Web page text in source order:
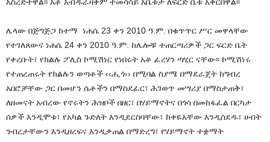
ሌላው በጅግጅጋ ከተማ ነሐሴ 23 ቀን 2010 ዓ.ም. በቁጥጥር ሥር መዋላቸው
የተገለጸውና ነሐሴ 24 ቀን 2010 ዓ.ም. ከሌሎቹ ተጠርጣሪዎች ጋር ፍርድ ቤት
የቀረቡት፣ የክልሉ ፖሊስ ኮሚሽነር የነበሩት አቶ ፈረሃን ጣሂር ናቸው፡፡ ኮሚሽነሩ
የተጠረጠሩት የክልሉን ወጣቶች ‹‹ሒጎ›› በሚባል ስያሜ በማደራጀት ከግብረ
አበሮቻቸው ጋር በመሆን ሴቶችን በማስደፈር፣ ሕገወጥ መሣሪያ በማስታጠቅ፣
ለዘመናት አብረው የኖሩትን ሕዝቦች በዘር፣ በሃይማኖትና በጎሳ በመከፋፈል በርካታ
ሰዎች እንዲሞቱ፣ የአካል ጉድለት እንዲደርስባቸው፣ ከቀዬአቸው እንዲሰደዱ፣ ሀብት
ንብረታቸውን እንዲዘረፍና እንዲቃጠል በማድረግ፣ የሃይማኖት ተቋማት